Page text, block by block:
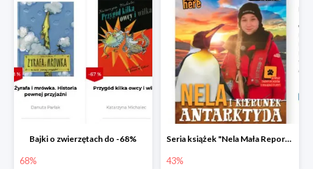
Bajki o zwierzętach do -68%
68%
Seria książek "Nela Mała Reporterka" do -43%
43%